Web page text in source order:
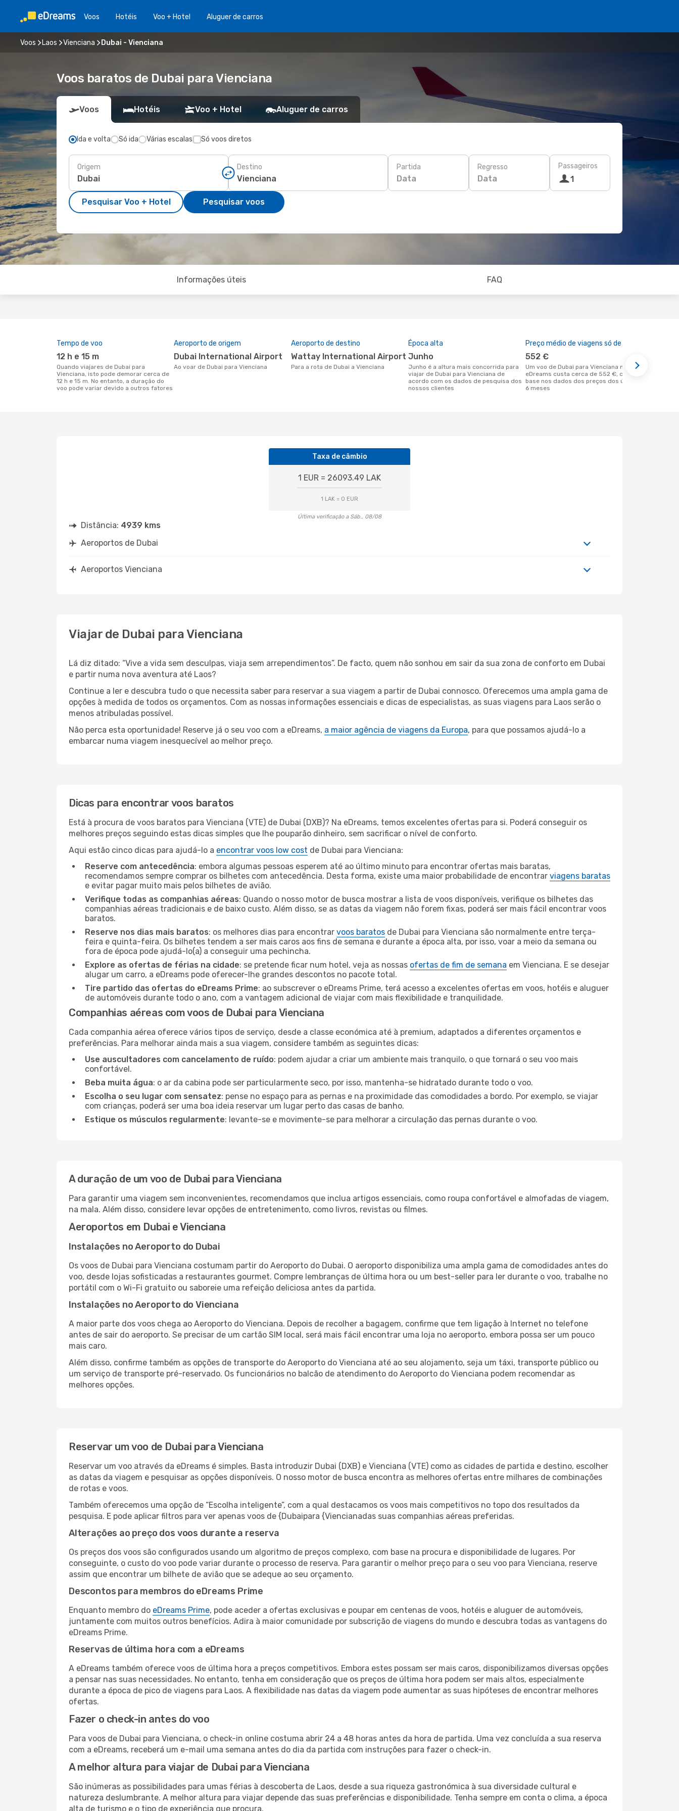
Voos Hotéis Voo + Hotel Aluguer de carros
Voos Laos Vienciana Dubai - Vienciana
Voos baratos de Dubai para Vienciana
Voos Hotéis Voo + Hotel Aluguer de carros
Ida e volta Só ida Várias escalas Só voos diretos
Origem Destino Partida
Data
Regresso
Data
Passageiros
1
Pesquisar Voo + Hotel Pesquisar voos
Informações úteis FAQ
Tempo de voo
12 h e 15 m
Quando viajares de Dubai para
Vienciana, isto pode demorar cerca de
12 h e 15 m. No entanto, a duração do
voo pode variar devido a outros fatores
Aeroporto de origem
Dubai International Airport
Ao voar de Dubai para Vienciana
Aeroporto de destino
Wattay International Airport
Para a rota de Dubai a Vienciana
Época alta
junho
junho é a altura mais concorrida para
viajar de Dubai para Vienciana de
acordo com os dados de pesquisa dos
nossos clientes
Preço médio de viagens só de ida
552 €
Um voo de Dubai para Vienciana na
eDreams custa cerca de 552 €, com
base nos dados dos preços dos últimos
6 meses
Taxa de câmbio
1 EUR = 26093.49 LAK
1 LAK = 0 EUR
Última verificação a Sáb., 08/08
Distância: 4939 kms
Aeroportos de Dubai
Aeroportos Vienciana
Viajar de Dubai para Vienciana
Lá diz ditado: “Vive a vida sem desculpas, viaja sem arrependimentos”. De facto, quem não sonhou em sair da sua zona de conforto em Dubai
e partir numa nova aventura até Laos?
Continue a ler e descubra tudo o que necessita saber para reservar a sua viagem a partir de Dubai connosco. Oferecemos uma ampla gama de
opções à medida de todos os orçamentos. Com as nossas informações essenciais e dicas de especialistas, as suas viagens para Laos serão o
menos atribuladas possível.
Não perca esta oportunidade! Reserve já o seu voo com a eDreams, a maior agência de viagens da Europa, para que possamos ajudá-lo a
embarcar numa viagem inesquecível ao melhor preço.
Dicas para encontrar voos baratos
Está à procura de voos baratos para Vienciana (VTE) de Dubai (DXB)? Na eDreams, temos excelentes ofertas para si. Poderá conseguir os
melhores preços seguindo estas dicas simples que lhe pouparão dinheiro, sem sacrificar o nível de conforto.
Aqui estão cinco dicas para ajudá-lo a encontrar voos low cost de Dubai para Vienciana:
Reserve com antecedência: embora algumas pessoas esperem até ao último minuto para encontrar ofertas mais baratas,
recomendamos sempre comprar os bilhetes com antecedência. Desta forma, existe uma maior probabilidade de encontrar viagens baratas
e evitar pagar muito mais pelos bilhetes de avião.
Verifique todas as companhias aéreas: Quando o nosso motor de busca mostrar a lista de voos disponíveis, verifique os bilhetes das
companhias aéreas tradicionais e de baixo custo. Além disso, se as datas da viagem não forem fixas, poderá ser mais fácil encontrar voos
baratos.
Reserve nos dias mais baratos: os melhores dias para encontrar voos baratos de Dubai para Vienciana são normalmente entre terça-
feira e quinta-feira. Os bilhetes tendem a ser mais caros aos fins de semana e durante a época alta, por isso, voar a meio da semana ou
fora de época pode ajudá-lo(a) a conseguir uma pechincha.
Explore as ofertas de férias na cidade: se pretende ficar num hotel, veja as nossas ofertas de fim de semana em Vienciana. E se desejar
alugar um carro, a eDreams pode oferecer-lhe grandes descontos no pacote total.
Tire partido das ofertas do eDreams Prime: ao subscrever o eDreams Prime, terá acesso a excelentes ofertas em voos, hotéis e aluguer
de automóveis durante todo o ano, com a vantagem adicional de viajar com mais flexibilidade e tranquilidade.
Companhias aéreas com voos de Dubai para Vienciana
Cada companhia aérea oferece vários tipos de serviço, desde a classe económica até à premium, adaptados a diferentes orçamentos e
preferências. Para melhorar ainda mais a sua viagem, considere também as seguintes dicas:
Use auscultadores com cancelamento de ruído: podem ajudar a criar um ambiente mais tranquilo, o que tornará o seu voo mais
confortável.
Beba muita água: o ar da cabina pode ser particularmente seco, por isso, mantenha-se hidratado durante todo o voo.
Escolha o seu lugar com sensatez: pense no espaço para as pernas e na proximidade das comodidades a bordo. Por exemplo, se viajar
com crianças, poderá ser uma boa ideia reservar um lugar perto das casas de banho.
Estique os músculos regularmente: levante-se e movimente-se para melhorar a circulação das pernas durante o voo.
A duração de um voo de Dubai para Vienciana
Para garantir uma viagem sem inconvenientes, recomendamos que inclua artigos essenciais, como roupa confortável e almofadas de viagem,
na mala. Além disso, considere levar opções de entretenimento, como livros, revistas ou filmes.
Aeroportos em Dubai e Vienciana
Instalações no Aeroporto do Dubai
Os voos de Dubai para Vienciana costumam partir do Aeroporto do Dubai. O aeroporto disponibiliza uma ampla gama de comodidades antes do
voo, desde lojas sofisticadas a restaurantes gourmet. Compre lembranças de última hora ou um best-seller para ler durante o voo, trabalhe no
portátil com o Wi-Fi gratuito ou saboreie uma refeição deliciosa antes da partida.
Instalações no Aeroporto do Vienciana
A maior parte dos voos chega ao Aeroporto do Vienciana. Depois de recolher a bagagem, confirme que tem ligação à Internet no telefone
antes de sair do aeroporto. Se precisar de um cartão SIM local, será mais fácil encontrar uma loja no aeroporto, embora possa ser um pouco
mais caro.
Além disso, confirme também as opções de transporte do Aeroporto do Vienciana até ao seu alojamento, seja um táxi, transporte público ou
um serviço de transporte pré-reservado. Os funcionários no balcão de atendimento do Aeroporto do Vienciana podem recomendar as
melhores opções.
Reservar um voo de Dubai para Vienciana
Reservar um voo através da eDreams é simples. Basta introduzir Dubai (DXB) e Vienciana (VTE) como as cidades de partida e destino, escolher
as datas da viagem e pesquisar as opções disponíveis. O nosso motor de busca encontra as melhores ofertas entre milhares de combinações
de rotas e voos.
Também oferecemos uma opção de “Escolha inteligente”, com a qual destacamos os voos mais competitivos no topo dos resultados da
pesquisa. E pode aplicar filtros para ver apenas voos de {Dubaipara {Viencianadas suas companhias aéreas preferidas.
Alterações ao preço dos voos durante a reserva
Os preços dos voos são configurados usando um algoritmo de preços complexo, com base na procura e disponibilidade de lugares. Por
conseguinte, o custo do voo pode variar durante o processo de reserva. Para garantir o melhor preço para o seu voo para Vienciana, reserve
assim que encontrar um bilhete de avião que se adeque ao seu orçamento.
Descontos para membros do eDreams Prime
Enquanto membro do eDreams Prime, pode aceder a ofertas exclusivas e poupar em centenas de voos, hotéis e aluguer de automóveis,
juntamente com muitos outros benefícios. Adira à maior comunidade por subscrição de viagens do mundo e descubra todas as vantagens do
eDreams Prime.
Reservas de última hora com a eDreams
A eDreams também oferece voos de última hora a preços competitivos. Embora estes possam ser mais caros, disponibilizamos diversas opções
a pensar nas suas necessidades. No entanto, tenha em consideração que os preços de última hora podem ser mais altos, especialmente
durante a época de pico de viagens para Laos. A flexibilidade nas datas da viagem pode aumentar as suas hipóteses de encontrar melhores
ofertas.
Fazer o check-in antes do voo
Para voos de Dubai para Vienciana, o check-in online costuma abrir 24 a 48 horas antes da hora de partida. Uma vez concluída a sua reserva
com a eDreams, receberá um e-mail uma semana antes do dia da partida com instruções para fazer o check-in.
A melhor altura para viajar de Dubai para Vienciana
São inúmeras as possibilidades para umas férias à descoberta de Laos, desde a sua riqueza gastronómica à sua diversidade cultural e
natureza deslumbrante. A melhor altura para viajar depende das suas preferências e disponibilidade. Tenha sempre em conta o clima, a época
alta de turismo e o tipo de experiência que procura.